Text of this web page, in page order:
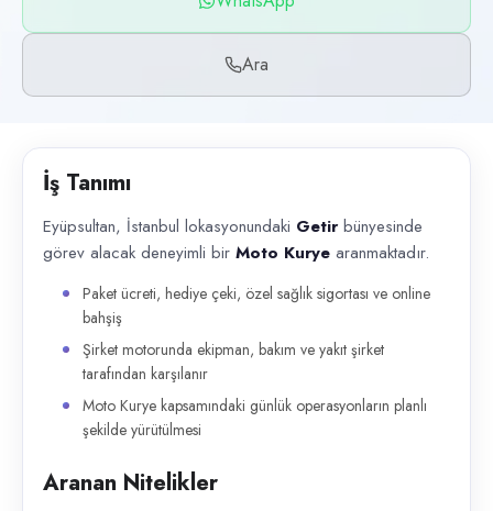
WhatsApp, Telefon
İlan açıklaması
Ara
İş Tanımı
Eyüpsultan, İstanbul lokasyonundaki Getirbünyesinde
görev alacak deneyimli bir Moto Kurye aranmaktadır.
Paket ücreti, hediye çeki, özel sağlık sigortası ve online
bahşiş
Şirket motorunda ekipman, bakım ve yakıt şirket
tarafından karşılanır
Moto Kurye kapsamındaki günlük operasyonların planlı
şekilde yürütülmesi
Aranan Nitelikler